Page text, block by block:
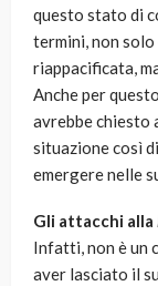
questo stato di
termini, non solo
riappacificata,
Anche per
avrebbe chiesto
situazione così
emergere nelle
Gli attacchi alla
Infatti, non è un
aver lasciato il